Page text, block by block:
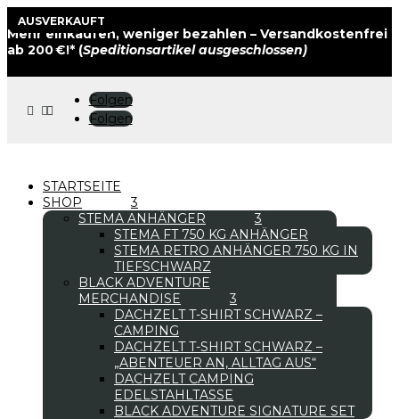
Mehr einkaufen, weniger bezahlen – Versandkostenfrei
ab 200 €!* (Speditionsartikel ausgeschlossen)
 
Folgen
Folgen
STARTSEITE
SHOP
STEMA ANHÄNGER
STEMA FT 750 KG ANHÄNGER
STEMA RETRO ANHÄNGER 750 KG IN
TIEFSCHWARZ
BLACK ADVENTURE
MERCHANDISE
DACHZELT T-SHIRT SCHWARZ –
CAMPING
DACHZELT T-SHIRT SCHWARZ –
„ABENTEUER AN, ALLTAG AUS“
DACHZELT CAMPING
EDELSTAHLTASSE
BLACK ADVENTURE SIGNATURE SET
BLACK SALE
AUSVERKAUFT
BLACK SALE
BLACK SALE